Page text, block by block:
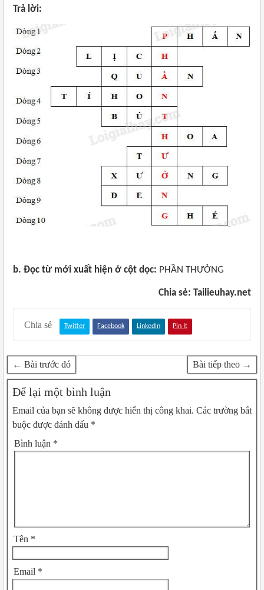
Trả lời:
b. Đọc từ mới xuất hiện ở cột dọc: PHẦN THƯỞNG
Chia sẻ: Tailieuhay.net
Chia sẻ Twitter Facebook LinkedIn Pin It
← Bài trước đó Bài tiếp theo →
Để lại một bình luận
Email của bạn sẽ không được hiển thị công khai. Các trường bắt
buộc được đánh dấu *
Bình luận *
Tên *
Email *